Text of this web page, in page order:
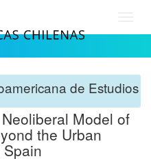
de Estudios
Model of
the Urban